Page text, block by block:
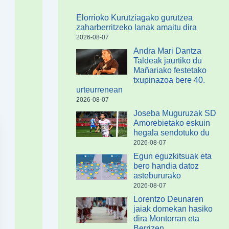
Elorrioko Kurutziagako gurutzea
zaharberritzeko lanak amaitu dira
2026-08-07
Andra Mari Dantza
Taldeak jaurtiko du
Mañariako festetako
txupinazoa bere 40.
urteurrenean
2026-08-07
Joseba Muguruzak SD
Amorebietako eskuin
hegala sendotuko du
2026-08-07
Egun eguzkitsuak eta
bero handia datoz
astebururako
2026-08-07
Lorentzo Deunaren
jaiak domekan hasiko
dira Montorran eta